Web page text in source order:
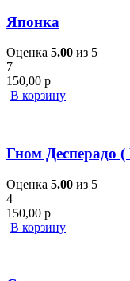
Японка
Оценка 5.00 из 5
7
150,00 р
В корзину
Гном Десперадо
Оценка 5.00 из 5
4
150,00 р
В корзину